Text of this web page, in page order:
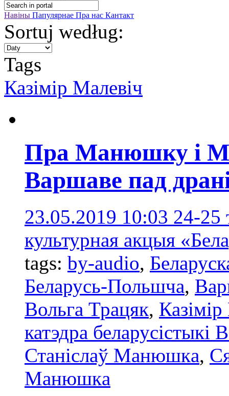
Навіны Папулярнае Пра нас Кантакт
Sortuj według:
Tags
Казімір Малевіч
Пра Манюшку і
Варшаве пад
23.05.2019 10:03 24-25
культурная акцыя
tags: by-audio,
Беларусь-Польшча,
Вольга Трацяк,
катэдра беларусістыкі
Станіслаў Манюшкa,
Манюшкa